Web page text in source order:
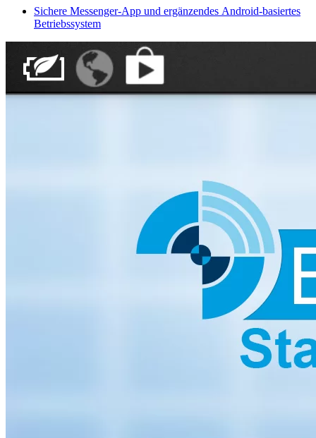
Sichere Messenger-App und ergänzendes Android-basiertes
Betriebssystem